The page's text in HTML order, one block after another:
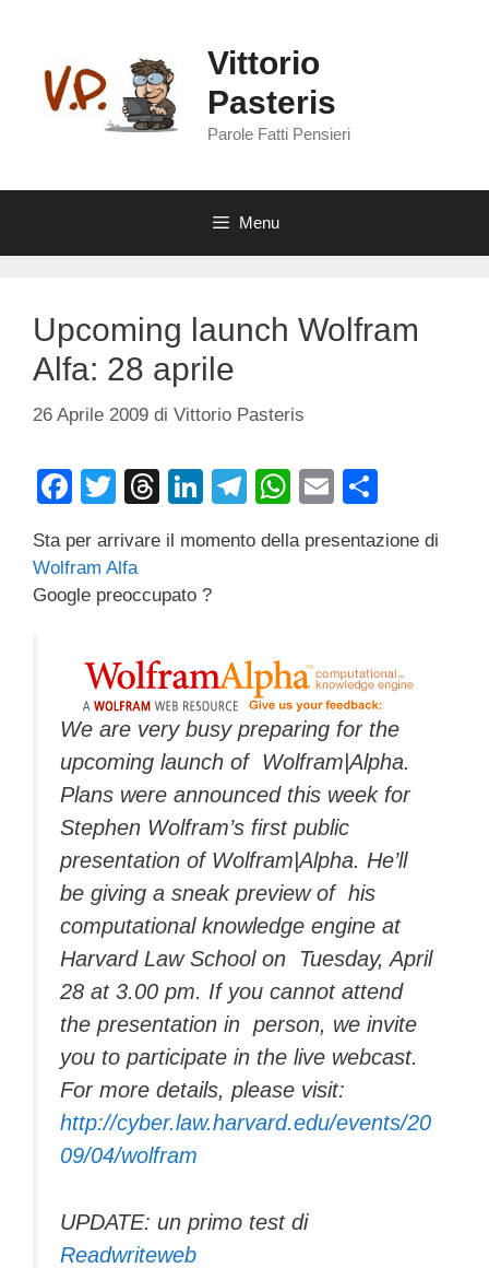
contenuto
Vittorio
Pasteris
Parole Fatti Pensieri
Menu
Upcoming launch Wolfram
Alfa: 28 aprile
26 Aprile 2009 di Vittorio Pasteris
F
c
e
o
o
k
T
tt
er
T
e
a
s
Li
k
e
n
T
e
m
W
at
p
p
E
ail n
di
Sta per arrivare il momento della presentazione di
Wolfram Alfa
Google preoccupato ?
We are very busy preparing for the
upcoming launch of Wolfram|Alpha.
Plans were announced this week for
Stephen Wolfram’s first public
presentation of Wolfram|Alpha. He’ll
be giving a sneak preview of his
computational knowledge engine at
Harvard Law School on Tuesday, April
28 at 3.00 pm. If you cannot attend
the presentation in person, we invite
you to participate in the live webcast.
For more details, please visit:
http://cyber.law.harvard.edu/events/20
09/04/wolfram
UPDATE: un primo test di
Readwriteweb